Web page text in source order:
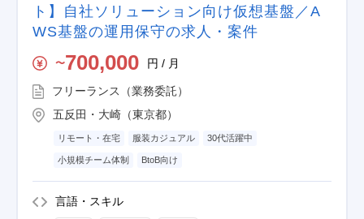
ト】自社ソリューション向け仮想基盤／A
WS基盤の運用保守の求人・案件
〜700,000 円 / 月
フリーランス（業務委託）
五反田・大崎（東京都）
リモート・在宅 服装カジュアル 30代活躍中
小規模チーム体制 BtoB向け
言語・スキル